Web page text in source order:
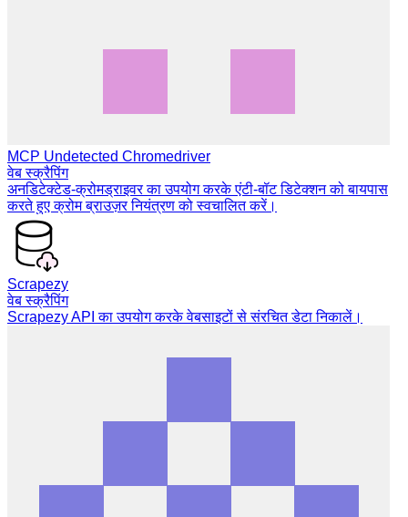
MCP Undetected Chromedriver
वेब स्क्रैपिंग
अनडिटेक्टेड-क्रोमड्राइवर का उपयोग करके एंटी-बॉट डिटेक्शन को बायपास
करते हुए क्रोम ब्राउज़र नियंत्रण को स्वचालित करें।
Scrapezy
वेब स्क्रैपिंग
Scrapezy API का उपयोग करके वेबसाइटों से संरचित डेटा निकालें।